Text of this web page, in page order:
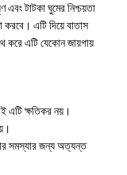
টাটকা ঘুমের নিশ্চয়তা
এটি দিয়ে বাতাস
করে এটি যেকোন জায়গায়
এটি ক্ষতিকর নয়।
জন্য অত্যন্ত